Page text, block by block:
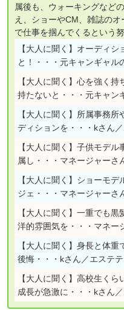
属後も、ウォーキングなど
え、ショーやCM、雑誌の
で仕事を掴んでくるという
【大人に聞く】 オーディシ
と！・・・元キャンギャル
【大人に聞く】 心を強く持
持たないと・・・元キャン
【大人に聞く】 所属事務所
ディションを・・・kさん
【大人に聞く】 子供モデル
属し・・・マネージャーさ
【大人に聞く】 ショーモデ
ジェ・・・マネージャーさ
【大人に聞く】 一重でも黒
洋的雰囲気を・・・マネー
【大人に聞く】 身長と体重
後悔・・・kさん／エステ
【大人に聞く】 高校生くら
成長が急激に・・・kさん